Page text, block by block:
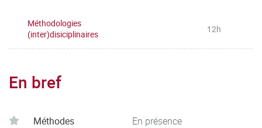
Méthodologies
(inter)disiciplinaires
12h
En bref
Méthodes
En présence